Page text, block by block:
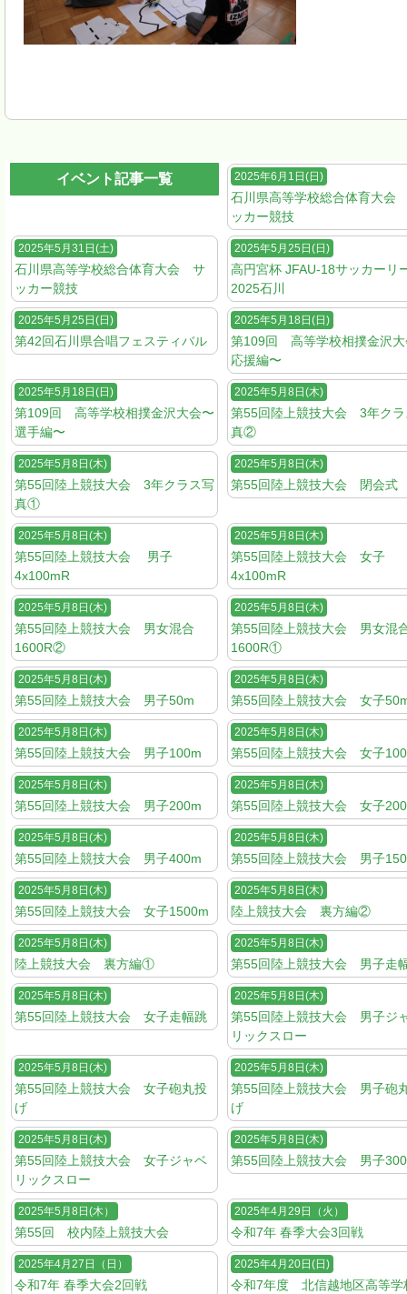
イベント記事一覧 2025年6月1日(日)
石川県高等学校総合体育大会
ッカー競技
2025年5月31日(土)
石川県高等学校総合体育大会 サ
ッカー競技
2025年5月25日(日)
高円宮杯 JFAU-18サッカーリ
2025石川
2025年5月25日(日)
第42回石川県合唱フェスティバル
2025年5月18日(日)
第109回 高等学校相撲金沢大
応援編〜
2025年5月18日(日)
第109回 高等学校相撲金沢大会〜
選手編〜
2025年5月8日(木)
第55回陸上競技大会 3年クラ
真②
2025年5月8日(木)
第55回陸上競技大会 3年クラス写
真①
2025年5月8日(木)
第55回陸上競技大会 閉会式
2025年5月8日(木)
第55回陸上競技大会 男子
4x100mR
2025年5月8日(木)
第55回陸上競技大会 女子
4x100mR
2025年5月8日(木)
第55回陸上競技大会 男女混合
1600R②
2025年5月8日(木)
第55回陸上競技大会 男女混
1600R①
2025年5月8日(木)
第55回陸上競技大会 男子50m
2025年5月8日(木)
第55回陸上競技大会 女子
2025年5月8日(木)
第55回陸上競技大会 男子100m
2025年5月8日(木)
第55回陸上競技大会 女子
2025年5月8日(木)
第55回陸上競技大会 男子200m
2025年5月8日(木)
第55回陸上競技大会 女子
2025年5月8日(木)
第55回陸上競技大会 男子400m
2025年5月8日(木)
第55回陸上競技大会 男子
2025年5月8日(木)
第55回陸上競技大会 女子1500m
2025年5月8日(木)
陸上競技大会 裏方編②
2025年5月8日(木)
陸上競技大会 裏方編①
2025年5月8日(木)
第55回陸上競技大会 男子走
2025年5月8日(木)
第55回陸上競技大会 女子走幅跳
2025年5月8日(木)
第55回陸上競技大会 男子ジ
リックスロー
2025年5月8日(木)
第55回陸上競技大会 女子砲丸投
げ
2025年5月8日(木)
第55回陸上競技大会 男子砲
げ
2025年5月8日(木)
第55回陸上競技大会 女子ジャベ
リックスロー
2025年5月8日(木)
第55回陸上競技大会 男子
2025年5月8日(木）
第55回 校内陸上競技大会
2025年4月29日（火）
令和7年 春季大会3回戦
2025年4月27日（日）
令和7年 春季大会2回戦
2025年4月20日(日)
令和7年度 北信越地区高等学